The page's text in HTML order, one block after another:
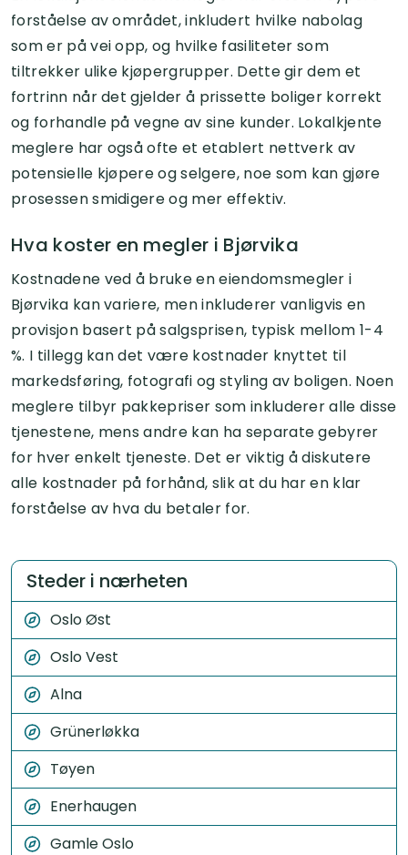
forståelse av området, inkludert hvilke nabolag
som er på vei opp, og hvilke fasiliteter som
tiltrekker ulike kjøpergrupper. Dette gir dem et
fortrinn når det gjelder å prissette boliger korrekt
og forhandle på vegne av sine kunder. Lokalkjente
meglere har også ofte et etablert nettverk av
potensielle kjøpere og selgere, noe som kan gjøre
prosessen smidigere og mer effektiv.
Hva koster en megler i Bjørvika
Kostnadene ved å bruke en eiendomsmegler i
Bjørvika kan variere, men inkluderer vanligvis en
provisjon basert på salgsprisen, typisk mellom 1-4
%. I tillegg kan det være kostnader knyttet til
markedsføring, fotografi og styling av boligen. Noen
meglere tilbyr pakkepriser som inkluderer alle disse
tjenestene, mens andre kan ha separate gebyrer
for hver enkelt tjeneste. Det er viktig å diskutere
alle kostnader på forhånd, slik at du har en klar
forståelse av hva du betaler for.
Steder i nærheten
Oslo Øst
Oslo Vest
Alna
Grünerløkka
Tøyen
Enerhaugen
Gamle Oslo